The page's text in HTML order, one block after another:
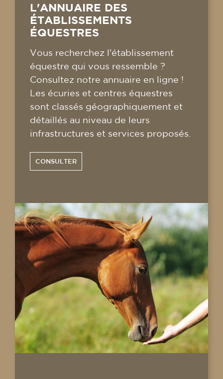
L'ANNUAIRE DES
ÉTABLISSEMENTS
ÉQUESTRES
Vous recherchez l'établissement
équestre qui vous ressemble ?
Consultez notre annuaire en ligne !
Les écuries et centres équestres
sont classés géographiquement et
détaillés au niveau de leurs
infrastructures et services proposés.
CONSULTER